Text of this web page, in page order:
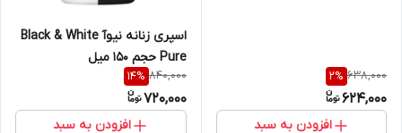
638,000
2%
624,000
افزودن به سبد
اسپری زنانه نیوآ Black & White
Pure حجم 150 میل
840,000
14%
720,000
افزودن به سبد